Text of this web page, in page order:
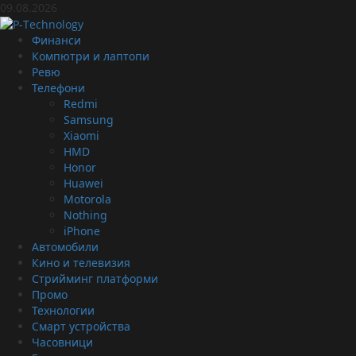
Skip
to
content
09.08.2026
Primary
Menu
Финанси
Компютри и лаптопи
Ревю
Телефони
Redmi
Samsung
Xiaomi
HMD
Honor
Huawei
Motorola
Nothing
iPhone
Автомобили
Кино и телевизия
Стрийминг платформи
Промо
Технологии
Смарт устройства
Часовници